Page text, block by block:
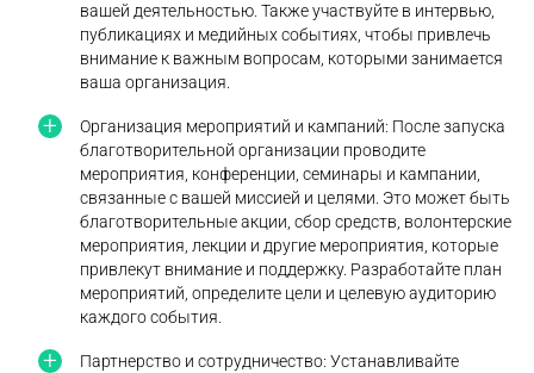
вашей деятельностью. Также участвуйте в интервью,
публикациях и медийных событиях, чтобы привлечь
внимание к важным вопросам, которыми занимается
ваша организация.
Организация мероприятий и кампаний: После запуска
благотворительной организации проводите
мероприятия, конференции, семинары и кампании,
связанные с вашей миссией и целями. Это может быть
благотворительные акции, сбор средств, волонтерские
мероприятия, лекции и другие мероприятия, которые
привлекут внимание и поддержку. Разработайте план
мероприятий, определите цели и целевую аудиторию
каждого события.
Партнерство и сотрудничество: Устанавливайте